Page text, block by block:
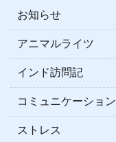
お知らせ
アニマルライツ
インド訪問記
コミュニケーション
ストレス